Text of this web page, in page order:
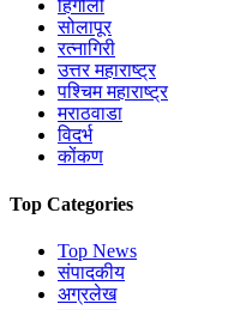
हिंगोली
सोलापूर
रत्नागिरी
उत्तर महाराष्ट्र
पश्चिम महाराष्ट्र
मराठवाडा
विदर्भ
कोंकण
Top Categories
Top News
संपादकीय
अग्रलेख